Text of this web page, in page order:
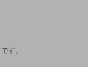
す。